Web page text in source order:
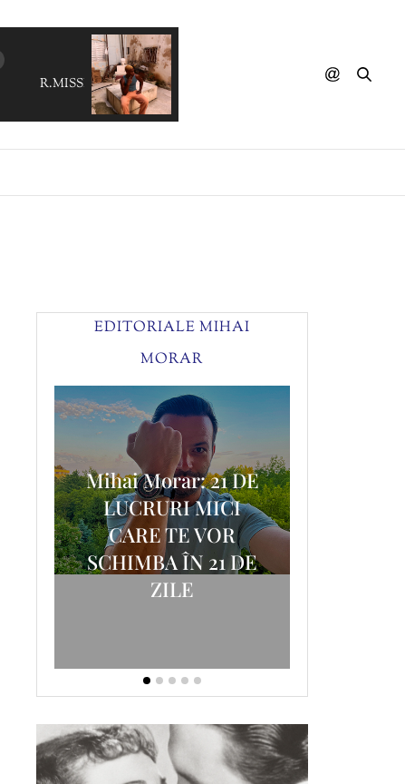
R.MISSING - Infinifalls
EDITORIALE MIHAI
MORAR
Mihai Morar: 21 DE
LUCRURI MICI
CARE TE VOR
SCHIMBA ÎN 21 DE
ZILE